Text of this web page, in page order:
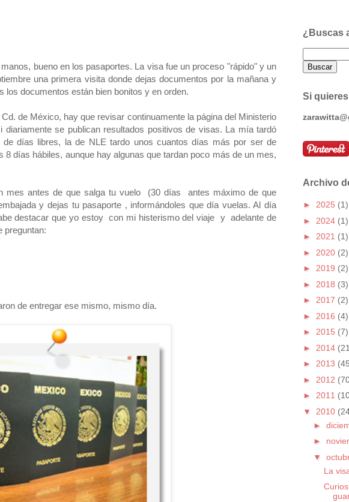
bueno en los pasaportes. La visa fue un proceso "rápido" y un
una primera visita donde dejas documentos por la mañana y
los documentos están bien bonitos y en orden.
de México, hay que revisar continuamente la página del Ministerio
se publican resultados positivos de visas. La mía tardó
días libres, la de NLE tardo unos cuantos días más por ser de
días hábiles, aunque hay algunas que tardan poco más de un mes,
mes antes de que salga tu vuelo (30 días antes máximo de que
y dejas tu pasaporte , informándoles que día vuelas. Al día
destacar que yo estoy con mi histerismo del viaje y adelante de
preguntan:
de entregar ese mismo, mismo día.
¿Buscas
Si
Archivo
► 2025 (1)
► 2024 (1)
► 2021 (1)
► 2020 (2)
► 2019 (2)
► 2018 (3)
► 2017 (2)
► 2016 (4)
► 2015 (7)
► 2014
► 2013
► 2012
► 2011
▼ 2010
►
►
▼
La